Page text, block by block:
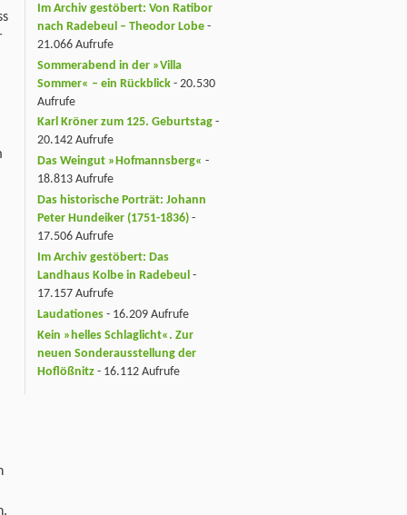
Im Archiv gestöbert: Von Ratibor
nach Radebeul – Theodor Lobe -
21.066 Aufrufe
Sommerabend in der »Villa
Sommer« – ein Rückblick - 20.530
Aufrufe
Karl Kröner zum 125. Geburtstag -
20.142 Aufrufe
Das Weingut »Hofmannsberg« -
18.813 Aufrufe
Das historische Porträt: Johann
Peter Hundeiker (1751-1836) -
17.506 Aufrufe
Im Archiv gestöbert: Das
Landhaus Kolbe in Radebeul -
17.157 Aufrufe
Laudationes - 16.209 Aufrufe
Kein »helles Schlaglicht«. Zur
neuen Sonderausstellung der
Hoflößnitz - 16.112 Aufrufe